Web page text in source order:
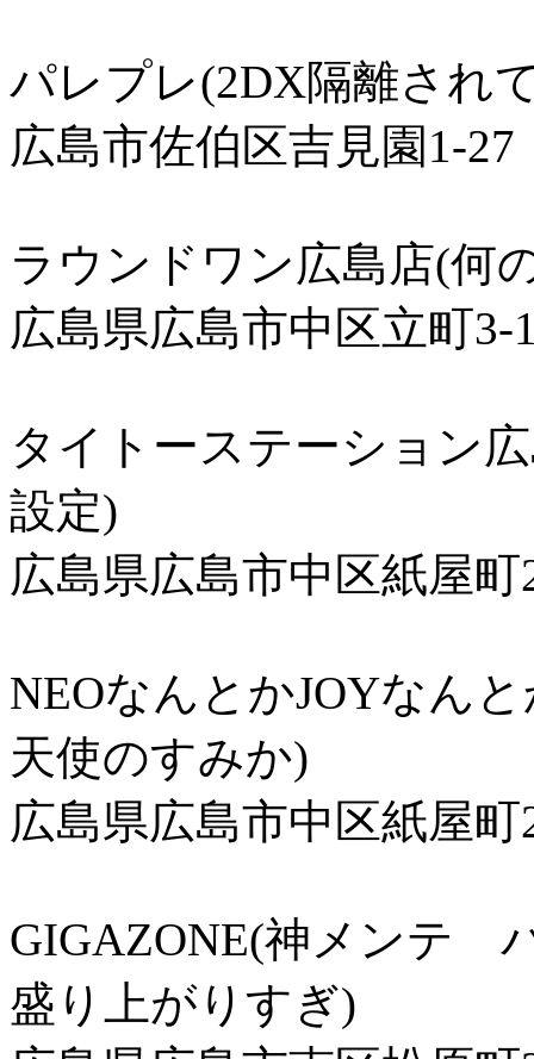
パレプレ(2DX隔離され
広島市佐伯区吉見園1-27
ラウンドワン広島店(何
広島県広島市中区立町3-
タイトーステーション
設定)
広島県広島市中区紙屋町
NEOなんとかJOYなん
天使のすみか)
広島県広島市中区紙屋町
GIGAZONE(神メンテ
盛り上がりすぎ)